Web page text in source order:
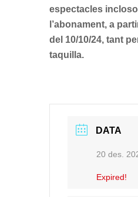
espectacles
l’abonament, a
del 10/10/24, tant
taquilla.
DATA
20 des.
Expired!